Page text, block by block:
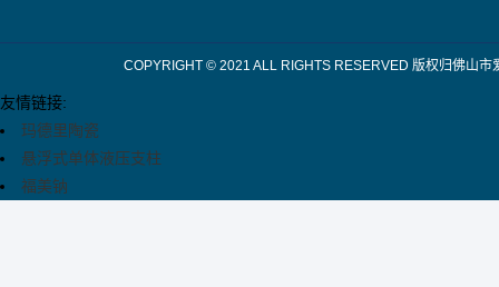
COPYRIGHT © 2021 ALL RIGHTS RESERVED 版权归佛山
友情链接:
玛德里陶瓷
悬浮式单体液压支柱
福美钠